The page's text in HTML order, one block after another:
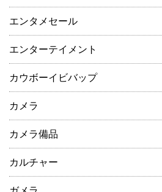
エンタメセール
エンターテイメント
カウボーイビバップ
カメラ
カメラ備品
カルチャー